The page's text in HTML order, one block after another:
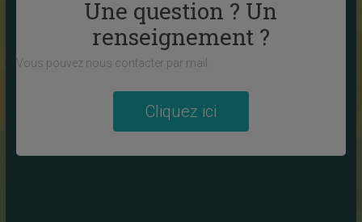
Une question ? Un
renseignement ?
Vous pouvez nous contacter par mail :
Cliquez ici